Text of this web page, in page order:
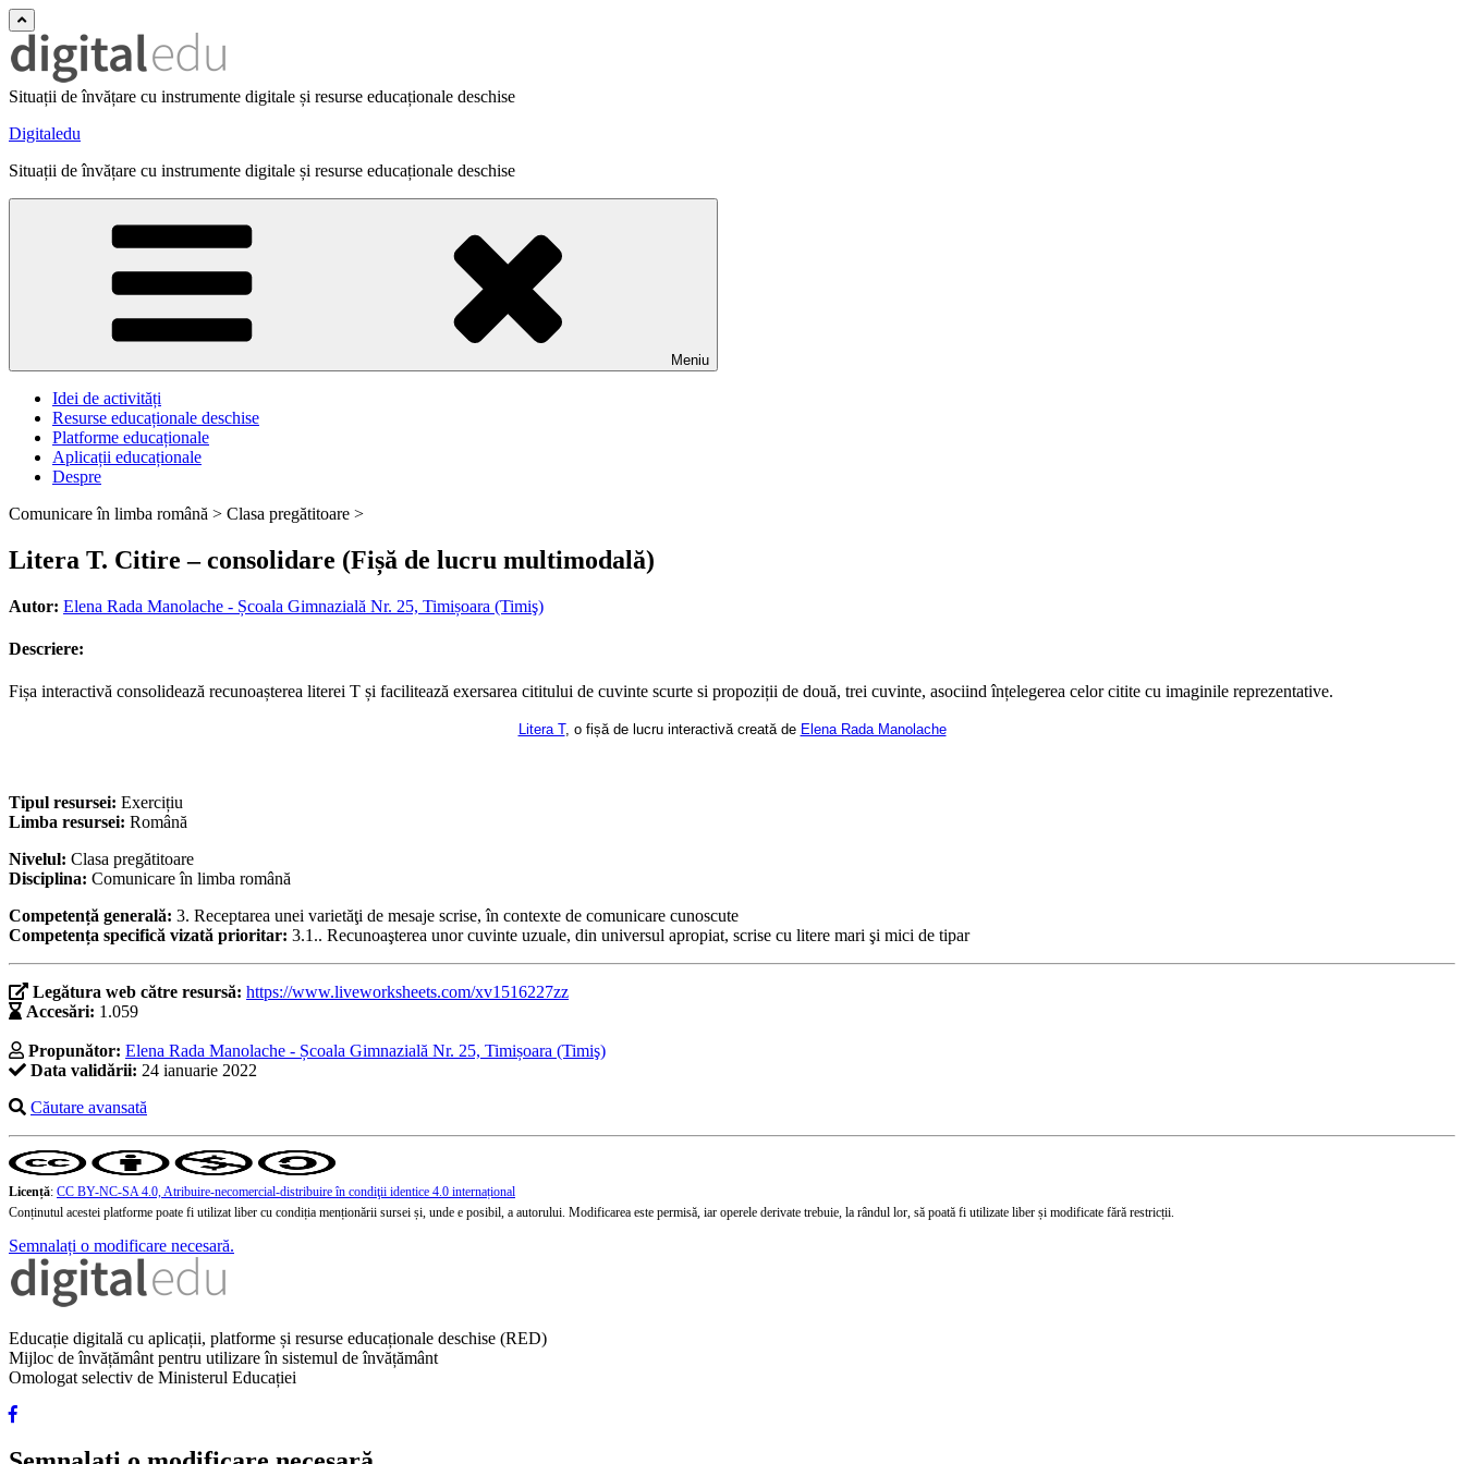
Situații de învățare cu instrumente digitale și resurse educaționale deschise
Digitaledu
Situații de învățare cu instrumente digitale și resurse educaționale deschise
Meniu
Idei de activități
Resurse educaționale deschise
Platforme educaționale
Aplicații educaționale
Despre
Comunicare în limba română > Clasa pregătitoare >
Litera T. Citire – consolidare (Fișă de lucru multimodală)
Autor: Elena Rada Manolache - Școala Gimnazială Nr. 25, Timișoara (Timiş)
Descriere:
Fișa interactivă consolidează recunoașterea literei T și facilitează exersarea cititului de cuvinte scurte si propoziții de două, trei cuvinte, asociind înțelegerea celor citite cu imaginile reprezentative.
Litera T, o fișă de lucru interactivă creată de Elena Rada Manolache
Tipul resursei: Exercițiu
Limba resursei: Română
Nivelul: Clasa pregătitoare
Disciplina: Comunicare în limba română
Competență generală: 3. Receptarea unei varietăţi de mesaje scrise, în contexte de comunicare cunoscute
Competența specifică vizată prioritar: 3.1.. Recunoaşterea unor cuvinte uzuale, din universul apropiat, scrise cu litere mari şi mici de tipar
Legătura web către resursă: https://www.liveworksheets.com/xv1516227zz
Accesări: 1.059
Propunător: Elena Rada Manolache - Școala Gimnazială Nr. 25, Timișoara (Timiş)
Data validării: 24 ianuarie 2022
Căutare avansată
Licență: CC BY-NC-SA 4.0, Atribuire-necomercial-distribuire în condiţii identice 4.0 internațional
Conținutul acestei platforme poate fi utilizat liber cu condiția menționării sursei și, unde e posibil, a autorului. Modificarea este permisă, iar operele derivate trebuie, la rândul lor, să poată fi utilizate liber și modificate fără restricții.
Semnalați o modificare necesară.
Educație digitală cu aplicații, platforme și resurse educaționale deschise (RED)
Mijloc de învățământ pentru utilizare în sistemul de învățământ
Omologat selectiv de Ministerul Educației